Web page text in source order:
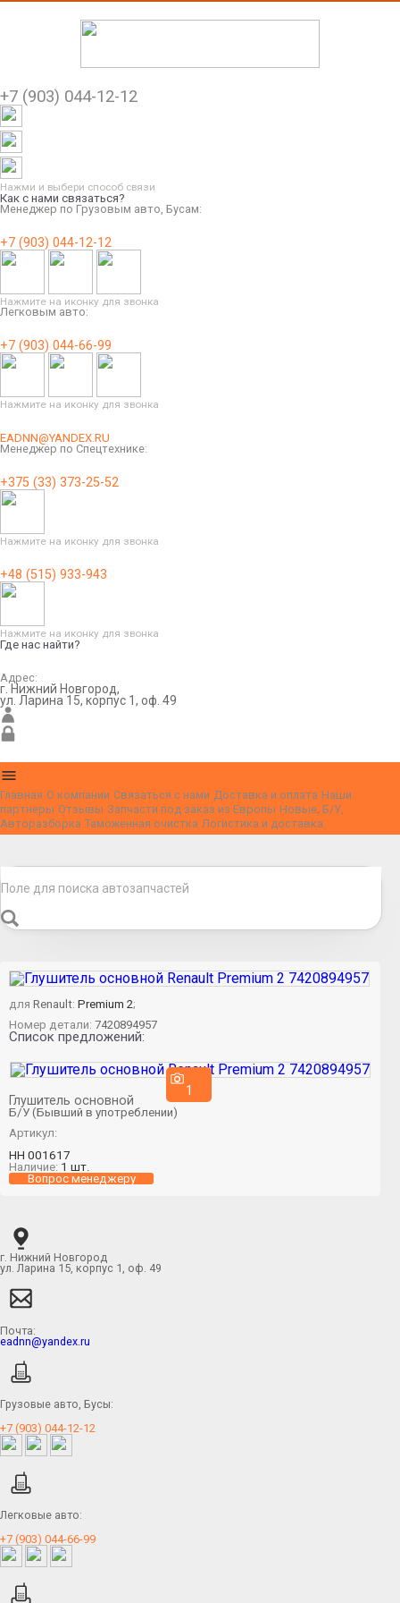
+7 (903) 044-12-12
Нажми и выбери способ связи
Как с нами связаться?
Менеджер по Грузовым авто, Бусам:
+7 (903) 044-12-12
Нажмите на иконку для звонка
Легковым авто:
+7 (903) 044-66-99
Нажмите на иконку для звонка
EADNN@YANDEX.RU
Менеджер по Спецтехнике:
+375 (33) 373-25-52
Нажмите на иконку для звонка
+48 (515) 933-943
Нажмите на иконку для звонка
Где нас найти?
Адрес:
г. Нижний Новгород,
ул. Ларина 15, корпус 1, оф. 49
Главная О компании Связаться с нами Доставка и оплата Наши
партнеры Отзывы Запчасти под заказ из Европы Новые, Б/У,
Авторазборка Таможенная очистка Логистика и доставка
для Renault: Premium 2;
Номер детали: 7420894957
Список предложений:
1
Глушитель основной
Б/У (Бывший в употреблении)
Артикул:
НН 001617
Наличие: 1 шт.
Вопрос менеджеру
г. Нижний Новгород
ул. Ларина 15, корпус 1, оф. 49
Почта:
eadnn@yandex.ru
Грузовые авто, Бусы:
+7 (903) 044-12-12
Легковые авто:
+7 (903) 044-66-99